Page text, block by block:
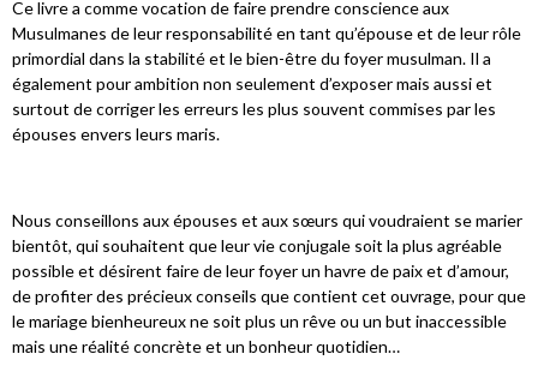
Ce livre a comme vocation de faire prendre conscience aux
Musulmanes de leur responsabilité en tant qu’épouse et de leur rôle
primordial dans la stabilité et le bien-être du foyer musulman. Il a
également pour ambition non seulement d’exposer mais aussi et
surtout de corriger les erreurs les plus souvent commises par les
épouses envers leurs maris.
Nous conseillons aux épouses et aux sœurs qui voudraient se marier
bientôt, qui souhaitent que leur vie conjugale soit la plus agréable
possible et désirent faire de leur foyer un havre de paix et d’amour,
de profiter des précieux conseils que contient cet ouvrage, pour que
le mariage bienheureux ne soit plus un rêve ou un but inaccessible
mais une réalité concrète et un bonheur quotidien…